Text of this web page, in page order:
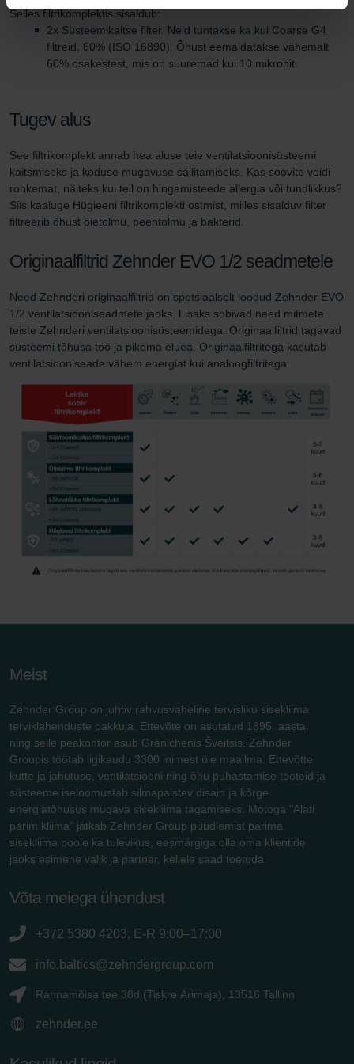
Selles filtrikomplektis sisaldub:
2x Süsteemikaitse filter. Neid tuntakse ka kui Coarse G4
filtreid, 60% (ISO 16890). Õhust eemaldatakse vähemalt
60% osakestest, mis on suuremad kui 10 mikronit.
Tugev alus
See filtrikomplekt annab hea aluse teie ventilatsioonisüsteemi
kaitsmiseks ja koduse mugavuse säilitamiseks. Kas soovite veidi
rohkemat, näiteks kui teil on hingamisteede allergia või tundlikkus?
Siis kaaluge Hügieeni filtrikomplekti ostmist, milles sisalduv filter
filtreerib õhust õietolmu, peentolmu ja bakterid.
Originaalfiltrid Zehnder EVO 1/2 seadmetele
Need Zehnderi originaalfiltrid on spetsiaalselt loodud Zehnder EVO
1/2 ventilatsiooniseadmete jaoks. Lisaks sobivad need mitmete
teiste Zehnderi ventilatsioonisüsteemidega. Originaalfiltrid tagavad
süsteemi tõhusa töö ja pikema eluea. Originaalfiltritega kasutab
ventilatsiooniseade vähem energiat kui analoogfiltritega.
Meist
Zehnder Group on juhtiv rahvusvaheline tervisliku sisekliima
terviklahenduste pakkuja. Ettevõte on asutatud 1895. aastal
ning selle peakontor asub Gränichenis Šveitsis. Zehnder
Groupis töötab ligikaudu 3300 inimest üle maailma. Ettevõtte
kütte ja jahutuse, ventilatsiooni ning õhu puhastamise tooteid ja
süsteeme iseloomustab silmapaistev disain ja kõrge
energiatõhusus mugava sisekliima tagamiseks. Motoga "Alati
parim kliima" jätkab Zehnder Group püüdlemist parima
sisekliima poole ka tulevikus, eesmärgiga olla oma klientide
jaoks esimene valik ja partner, kellele saad toetuda.
Võta meiega ühendust
+372 5380 4203, E-R 9:00–17:00
info.baltics@zehndergroup.com
Rannamõisa tee 38d (Tiskre Ärimaja), 13516 Tallinn
zehnder.ee